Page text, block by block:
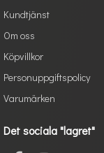
Kundtjänst
Om oss
Köpvillkor
Personuppgiftspolicy
Varumärken
Det sociala "lagret"